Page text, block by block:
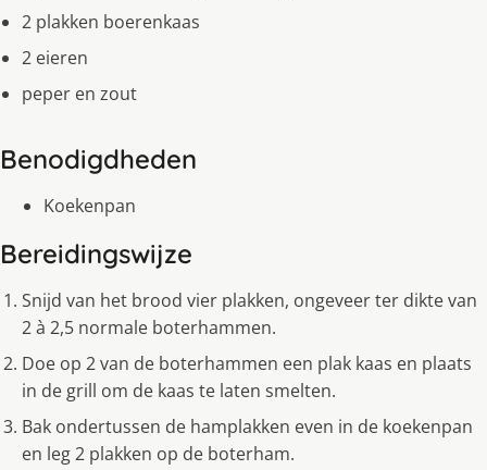
2 plakken boerenkaas
2 eieren
peper en zout
Benodigdheden
Koekenpan
Bereidingswijze
Snijd van het brood vier plakken, ongeveer ter dikte van
2 à 2,5 normale boterhammen.
Doe op 2 van de boterhammen een plak kaas en plaats
in de grill om de kaas te laten smelten.
Bak ondertussen de hamplakken even in de koekenpan
en leg 2 plakken op de boterham.